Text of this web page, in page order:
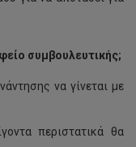
συμβουλευτικής;
να γίνεται με
περιστατικά θα